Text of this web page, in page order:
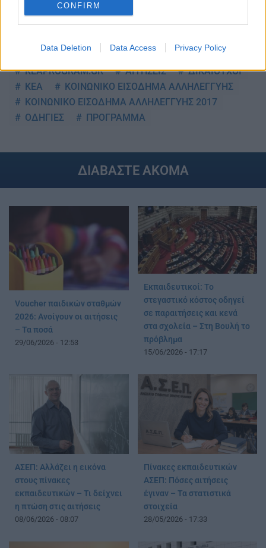
CONFIRM
Data Deletion Data Access Privacy Policy
Στην Κατηγορία:ΕΙΔΗΣΕΙΣ
KEAPROGRAM.GR
ΑΙΤΗΣΕΙΣ
ΔΙΚΑΙΟΥΧΟΙ
ΚΕΑ
ΚΟΙΝΩΝΙΚΟ ΕΙΣΟΔΗΜΑ ΑΛΛΗΛΕΓΓΥΗΣ
ΚΟΙΝΩΝΙΚΟ ΕΙΣΟΔΗΜΑ ΑΛΛΗΛΕΓΓΥΗΣ 2017
ΟΔΗΓΙΕΣ
ΠΡΟΓΡΑΜΜΑ
ΔΙΑΒΑΣΤΕ ΑΚΟΜΑ
Voucher παιδικών σταθμών
2026: Ανοίγουν οι αιτήσεις
– Τα ποσά
29/06/2026 - 12:53
Εκπαιδευτικοί: Το
στεγαστικό κόστος οδηγεί
σε παραιτήσεις και κενά
στα σχολεία – Στη Βουλή το
πρόβλημα
15/06/2026 - 17:17
ΑΣΕΠ: Αλλάζει η εικόνα
στους πίνακες
εκπαιδευτικών – Τι δείχνει
η πτώση στις αιτήσεις
08/06/2026 - 08:07
Πίνακες εκπαιδευτικών
ΑΣΕΠ: Πόσες αιτήσεις
έγιναν – Τα στατιστικά
στοιχεία
28/05/2026 - 17:33